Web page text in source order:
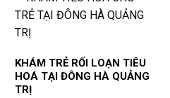
KHÁM TRẺ RỐI LOẠN TIÊU
HOÁ TẠI ĐÔNG HÀ QUẢNG
TRỊ